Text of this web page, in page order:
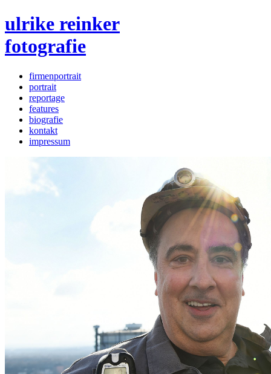
ulrike reinker
fotografie
firmenportrait
portrait
reportage
features
biografie
kontakt
impressum